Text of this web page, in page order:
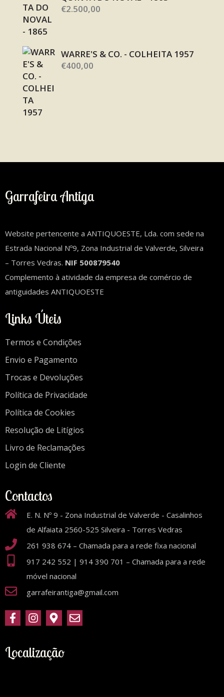
€2.500,00
WARRE'S & CO. - COLHEITA 1957
€400,00
Garrafeira Antiga
Website pertencente a ANTIQUOESTE, Lda. com sede na
Estrada Nacional Nº9, Zona Industrial de Valverde, Silveira
– Torres Vedras. NIF 500879540
Complemento à atividade da empresa de comércio de
antiguidades ANTIQUOESTE
Links Úteis
Termos e Condições
Envio e Pagamento
Trocas e Devoluções
Política de Privacidade
Política de Cookies
Resolução de Litígios
Livro de Reclamações
Login de Cliente
Contactos
E. N. Nº 9 - Zona Industrial de Valverde - Casalinhos
de Alfaiata 2560-525 Silveira - Torres Vedras
261 938 674 – Chamada para a rede fixa nacional
917 242 552 | 914 390 701 – Chamada para a rede
móvel nacional
garrafeirantiga@gmail.com
Localização